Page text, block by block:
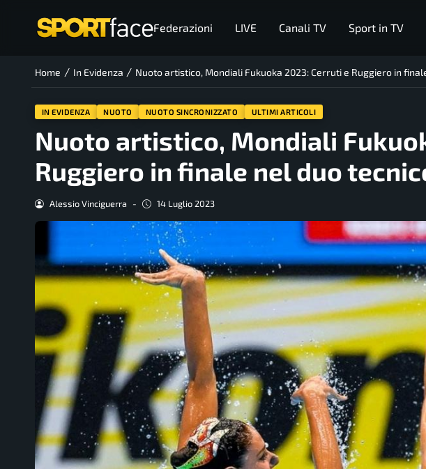
Federazioni LIVE Canali TV Sport in TV
Home / In Evidenza / Nuoto artistico, Mondiali Fukuoka 2023: Cerruti e Ruggiero in
IN EVIDENZA NUOTO NUOTO SINCRONIZZATO ULTIMI ARTICOLI
Nuoto artistico, Mondiali
Ruggiero in finale nel duo
Alessio Vinciguerra - 14 Luglio 2023